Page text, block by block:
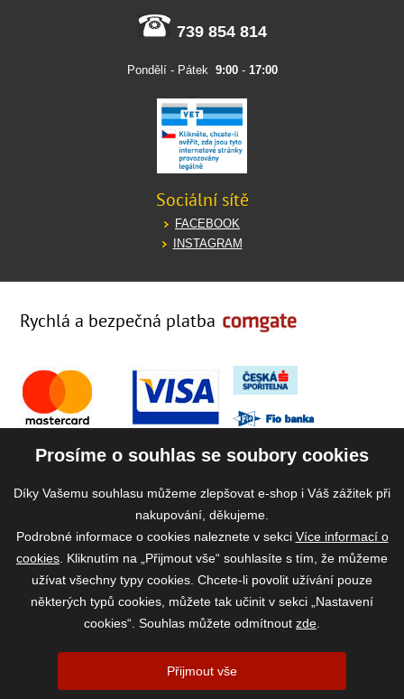
739 854 814
Pondělí - Pátek 9:00- 17:00
Sociální sítě
FACEBOOK
INSTAGRAM
Rychlá a bezpečná platba
2026 ©www.vase-krmivo.cz- Tomáš Kroupa e-shop, Kanice 307, 664 01
Brno-venkov, IČ: 75785439
Prosíme o souhlas se soubory cookies
Díky Vašemu souhlasu můžeme zlepšovat e-shop i Váš zážitek při
nakupování, děkujeme.
Podrobné informace o cookies naleznete v sekci Více informací o
cookies . Kliknutím na „Přijmout vše“ souhlasíte s tím, že můžeme
užívat všechny typy cookies. Chcete-li povolit užívání pouze
některých typů cookies, můžete tak učinit v sekci „Nastavení
cookies“. Souhlas můžete odmítnout zde
Přijmout vše